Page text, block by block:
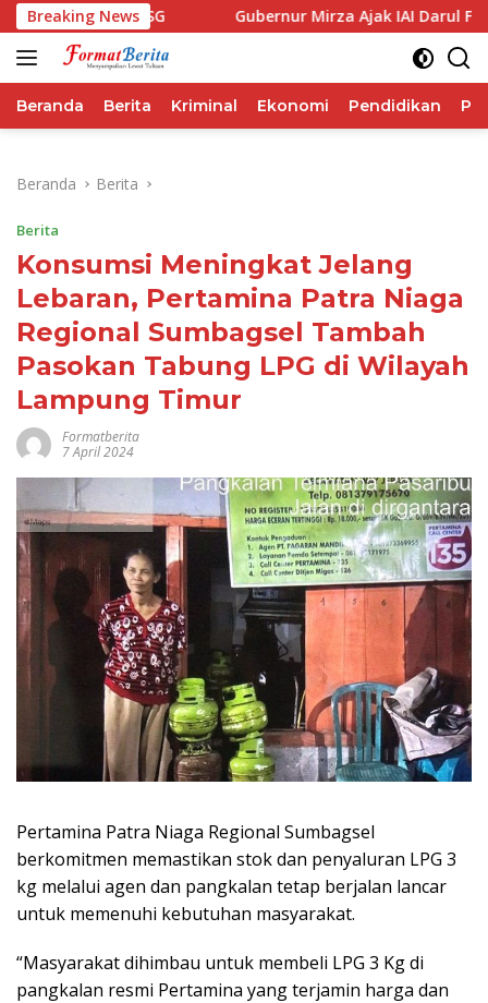
Langsung
ke
konten
Breaking News
IHSG Gubernur Mirza Ajak IAI Darul Fattah
Beranda Berita Kriminal Ekonomi Pendidikan
Beranda Berita
Berita
Konsumsi Meningkat Jelang
Lebaran, Pertamina Patra Niaga
Regional Sumbagsel Tambah
Pasokan Tabung LPG di Wilayah
Lampung Timur
Formatberita
7 April 2024
Pertamina Patra Niaga Regional Sumbagsel
berkomitmen memastikan stok dan penyaluran LPG 3
kg melalui agen dan pangkalan tetap berjalan lancar
untuk memenuhi kebutuhan masyarakat.
“Masyarakat dihimbau untuk membeli LPG 3 Kg di
pangkalan resmi Pertamina yang terjamin harga dan